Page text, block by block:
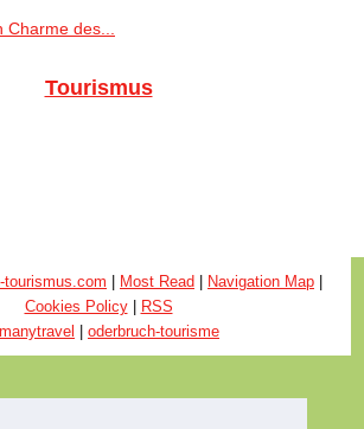
Charme des...
Tourismus
tourismus.com Most Read Navigation Map
Cookies Policy|
RSS
oderbruch-tourisme